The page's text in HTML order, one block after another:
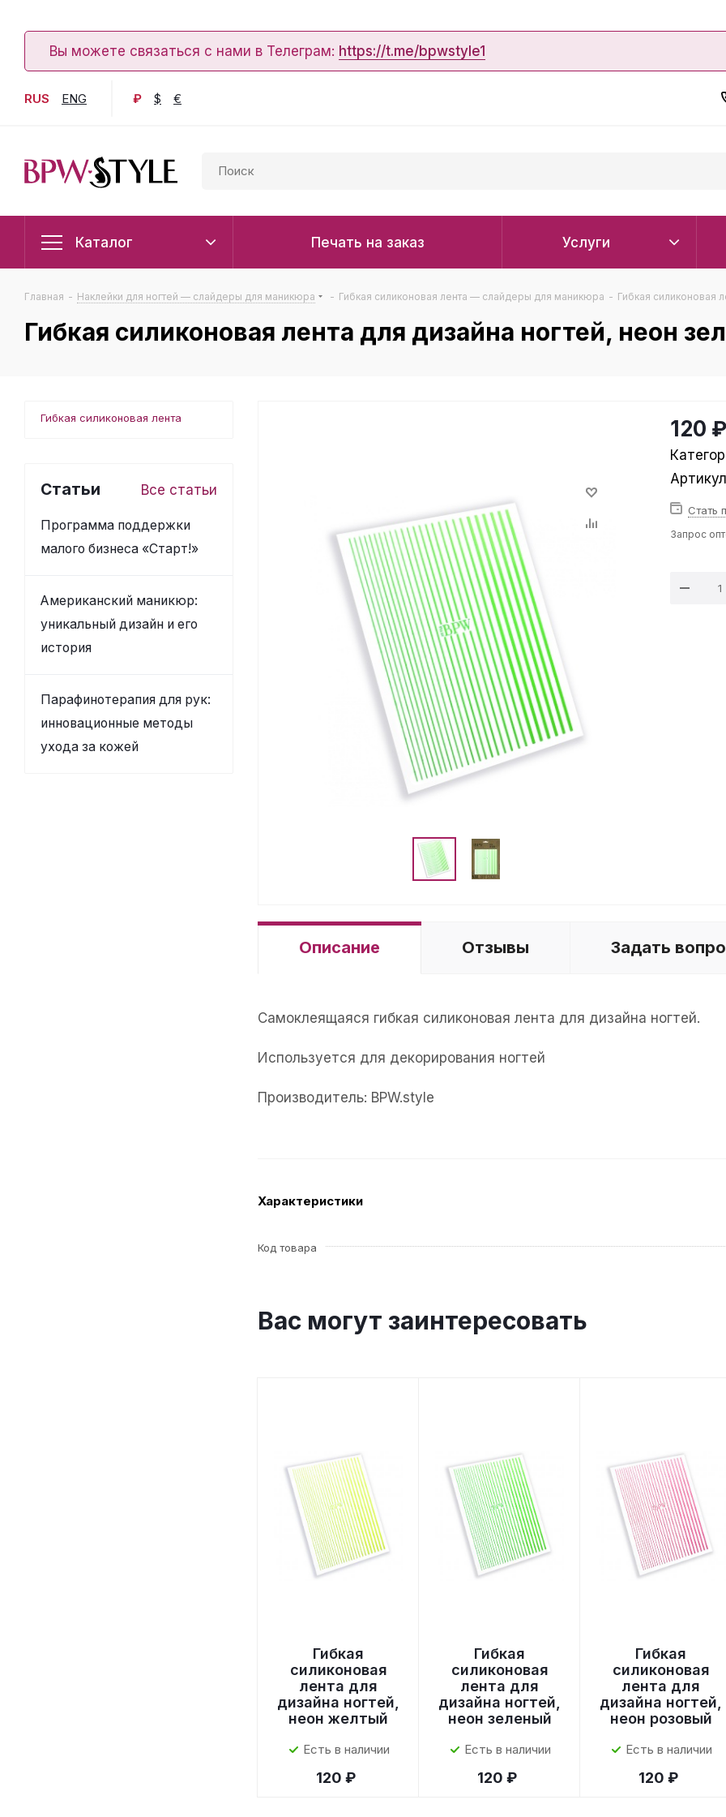
Вы можете связаться с нами в Телеграм: https://t.me/bpwstyle1
RUS ENG ₽ $ €
Каталог Печать на заказ Услуги
Главная - Наклейки для ногтей — слайдеры для маникюра - Гибкая силиконовая лента — слайдеры для маникюра - Гибкая силиконовая
Гибкая силиконовая лента для дизайна ногтей, неон
120 ₽
Стать
Запрос
Описание Отзывы Задать
Самоклеящаяся гибкая силиконовая лента для дизайна ногтей.
Используется для декорирования ногтей
Производитель: BPW.style
Характеристики
Код товара
Вас могут заинтересовать
Гибкая
силиконовая
лента для
дизайна ногтей,
неон желтый
Есть в наличии
120 ₽
Гибкая
силиконовая
лента для
дизайна ногтей,
неон зеленый
Есть в наличии
120 ₽
Гибкая
силиконовая
лента для
дизайна ногтей,
неон розовый
Есть в наличии
120 ₽
Гибкая силиконовая лента
Статьи Все статьи
Программа поддержки
малого бизнеса «Старт!»
Американский маникюр:
уникальный дизайн и его
история
Парафинотерапия для рук:
инновационные методы
ухода за кожей